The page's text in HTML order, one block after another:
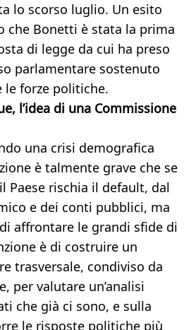
lo scorso luglio. Un esito
che Bonetti è stata la prima
di legge da cui ha preso
parlamentare sostenuto
le forze politiche.
l’idea di una Commissione
una crisi demografica
è talmente grave che se
Paese rischia il default, dal
e dei conti pubblici, ma
affrontare le grandi sfide di
è di costruire un
trasversale, condiviso da
per valutare un’analisi
che già ci sono, e sulla
le risposte politiche più